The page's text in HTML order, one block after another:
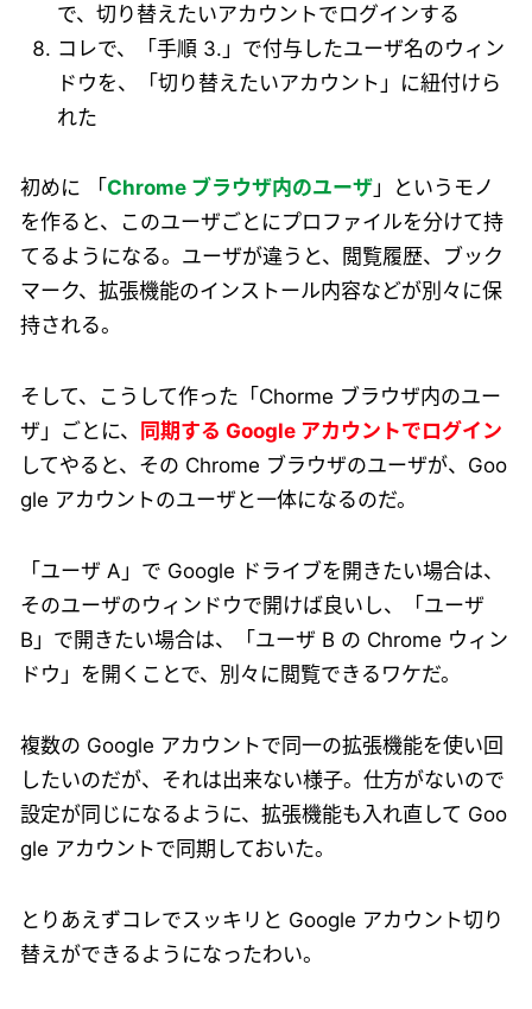
で、切り替えたいアカウントでログインする
コレで、「手順 3.」で付与したユーザ名のウィン
ドウを、「切り替えたいアカウント」に紐付けら
れた
初めに 「 Chrome ブラウザ内のユーザ 」というモノ
を作ると、このユーザごとにプロファイルを分けて持
てるようになる。ユーザが違うと、閲覧履歴、ブック
マーク、拡張機能のインストール内容などが別々に保
持される。
そして、こうして作った「Chorme ブラウザ内のユー
ザ」ごとに、
同期する Google アカウントでログイン
してやると、その Chrome ブラウザのユーザが、Goo
gle アカウントのユーザと一体になるのだ。
「ユーザ A」で Google ドライブを開きたい場合は、
そのユーザのウィンドウで開けば良いし、「ユーザ
B」で開きたい場合は、「ユーザ B の Chrome ウィン
ドウ」を開くことで、別々に閲覧できるワケだ。
複数の Google アカウントで同一の拡張機能を使い回
したいのだが、それは出来ない様子。仕方がないので
設定が同じになるように、拡張機能も入れ直して Goo
gle アカウントで同期しておいた。
とりあえずコレでスッキリと Google アカウント切り
替えができるようになったわい。